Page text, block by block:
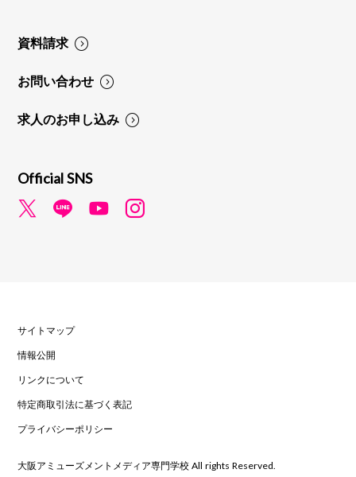
資料請求
お問い合わせ
求人のお申し込み
Official SNS
サイトマップ
情報公開
リンクについて
特定商取引法に基づく表記
プライバシーポリシー
大阪アミューズメントメディア専門学校 All rights Reserved.